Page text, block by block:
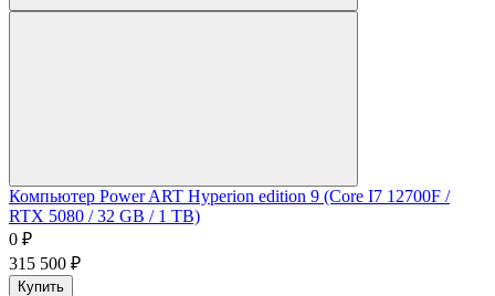
Компьютер Power ART Hyperion edition 9 (Core I7 12700F /
RTX 5080 / 32 GB / 1 TB)
0 ₽
315 500 ₽
Купить